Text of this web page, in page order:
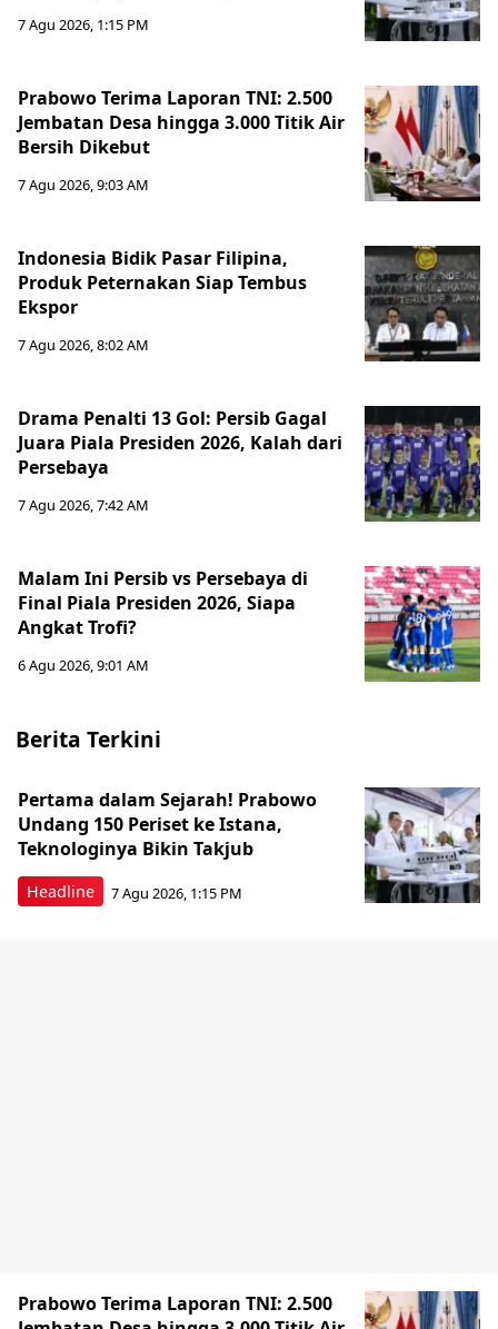
7 Agu 2026, 1:15 PM
Prabowo Terima Laporan TNI: 2.500
Jembatan Desa hingga 3.000 Titik Air
Bersih Dikebut
7 Agu 2026, 9:03 AM
Indonesia Bidik Pasar Filipina,
Produk Peternakan Siap Tembus
Ekspor
7 Agu 2026, 8:02 AM
Drama Penalti 13 Gol: Persib Gagal
Juara Piala Presiden 2026, Kalah dari
Persebaya
7 Agu 2026, 7:42 AM
Malam Ini Persib vs Persebaya di
Final Piala Presiden 2026, Siapa
Angkat Trofi?
6 Agu 2026, 9:01 AM
Berita Terkini
Headline
Pertama dalam Sejarah! Prabowo
Undang 150 Periset ke Istana,
Teknologinya Bikin Takjub
7 Agu 2026, 1:15 PM
Prabowo Terima Laporan TNI: 2.500